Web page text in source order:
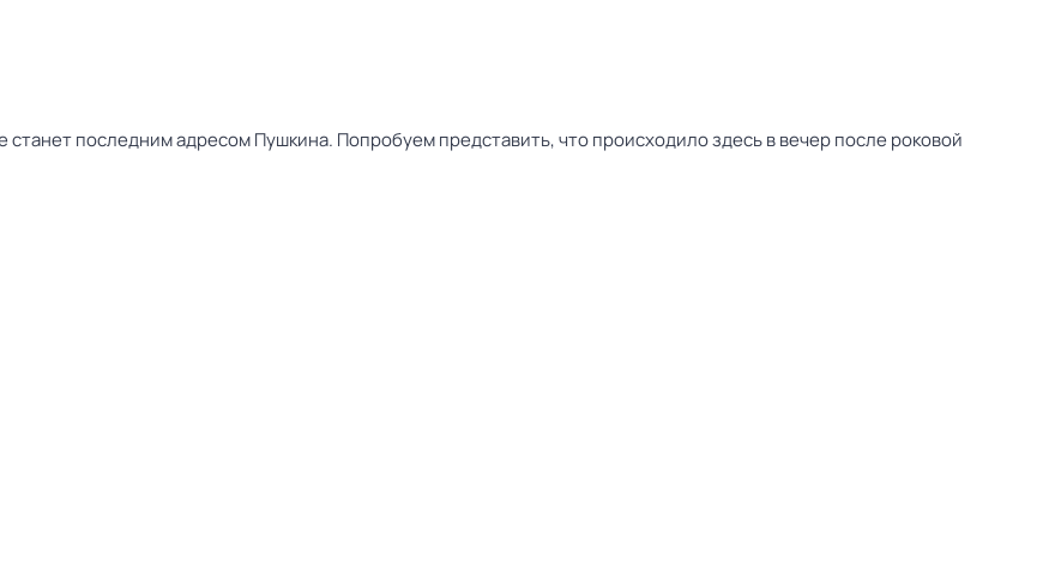
станет последним адресом Пушкина. Попробуем представить, что происходило здесь в вечер после роковой